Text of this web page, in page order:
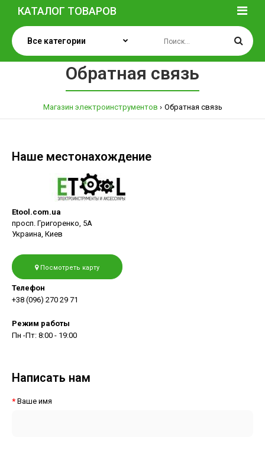
КАТАЛОГ ТОВАРОВ
Обратная связь
Магазин электроинструментов Обратная связь
Наше местонахождение
Etool.com.ua
просп. Григоренко, 5А
Украина, Киев
Посмотреть карту
Телефон
+38 (096) 270 29 71
Режим работы
Пн -Пт: 8:00 - 19:00
Написать нам
Ваше имя